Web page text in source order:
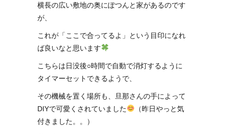
横長の広い敷地の奥にぽつんと家があるのです
が、
これが「ここで合ってるよ」という目印になれ
ば良いなと思います
こちらは日没後○時間で自動で消灯するように
タイマーセットできるようで、
その機械を置く場所も、旦那さんの手によって
DIYで可愛くされていました
（昨日やっと気
付きました。。）